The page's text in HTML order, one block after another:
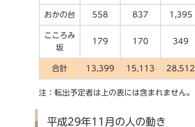
おかの台 558 837 1,395
こころみ
坂
179 170 349
合計 13,399 15,113 28,512
注：転出予定者は上の表には含まれません。
平成29年11月の人の動き